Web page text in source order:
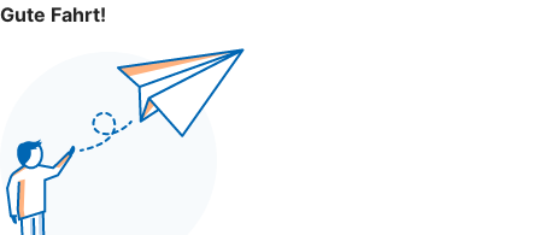
Gute Fahrt!